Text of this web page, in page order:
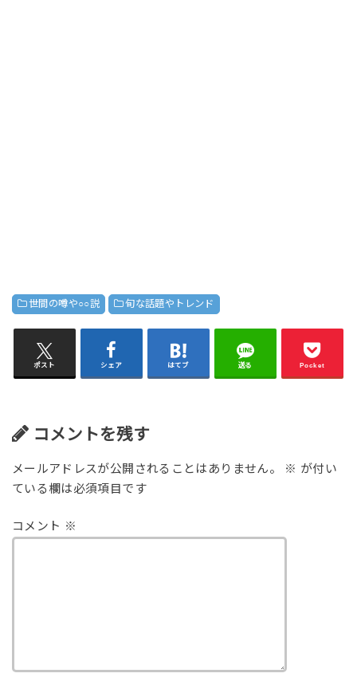
世間の噂や○○説 旬な話題やトレンド
ポスト シェア はてブ 送る Pocket
コメントを残す
メールアドレスが公開されることはありません。 ※ が付い
ている欄は必須項目です
コメント ※